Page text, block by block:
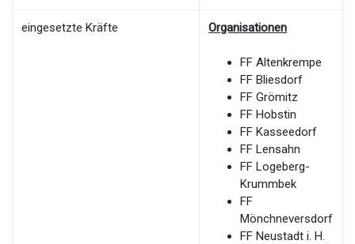
eingesetzte Kräfte Organisationen
FF Altenkrempe
FF Bliesdorf
FF Grömitz
FF Hobstin
FF Kasseedorf
FF Lensahn
FF Logeberg-
Krummbek
FF
Mönchneversdorf
FF Neustadt i. H.